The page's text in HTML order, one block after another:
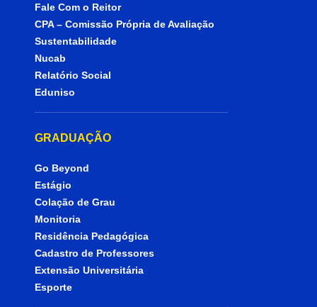
Fale Com o Reitor
CPA – Comissão Própria de Avaliação
Sustentabilidade
Nucab
Relatório Social
Eduniso
GRADUAÇÃO
Go Beyond
Estágio
Colação de Grau
Monitoria
Residência Pedagógica
Cadastro de Professores
Extensão Universitária
Esporte